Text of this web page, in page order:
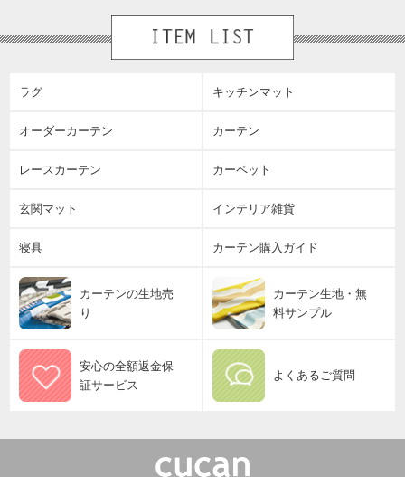
ラグ キッチンマット
オーダーカーテン カーテン
レースカーテン カーペット
玄関マット インテリア雑貨
寝具 カーテン購入ガイド
カーテンの生地売
り
カーテン生地・無
料サンプル
安心の全額返金保
証サービス
よくあるご質問